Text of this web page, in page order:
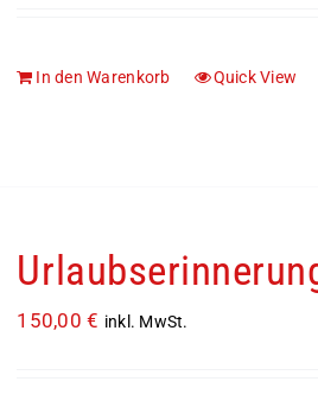
In den Warenkorb Quick View
150,00€ inkl. MwSt.